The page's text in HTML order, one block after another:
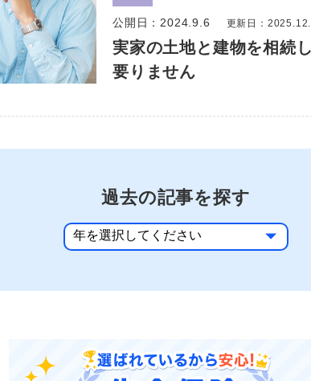
公開日： 2024.9.6 更新日：
実家の土地と建物を相続
要りません
過去の記事を探す